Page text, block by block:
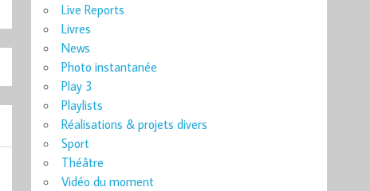
Live Reports
Livres
News
Photo instantanée
Play 3
Playlists
Réalisations & projets divers
Sport
Théâtre
Vidéo du moment